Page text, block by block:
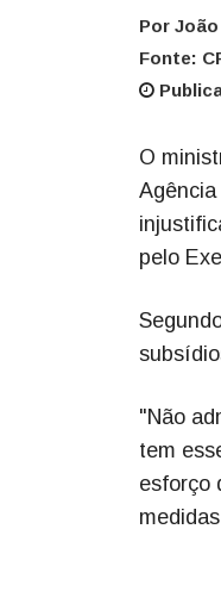
Por
Fonte:
O
pelo
"Não
tem
esforço